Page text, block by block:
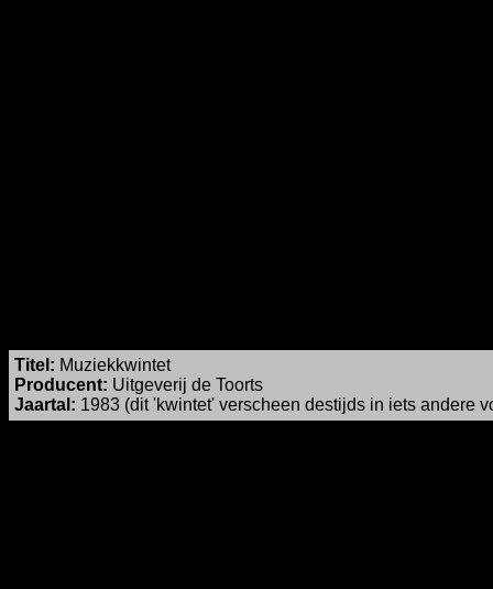
Titel : Muziekkwintet
Producent: Uitgeverij de Toorts
Jaartal: 1983 (dit 'kwintet' verscheen destijds in iets andere